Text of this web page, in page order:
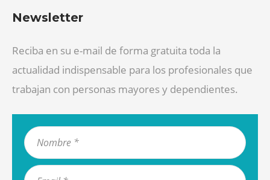
Newsletter
Reciba en su e-mail de forma gratuita toda la
actualidad indispensable para los profesionales que
trabajan con personas mayores y dependientes.